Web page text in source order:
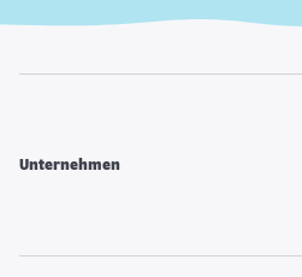
Unternehmen